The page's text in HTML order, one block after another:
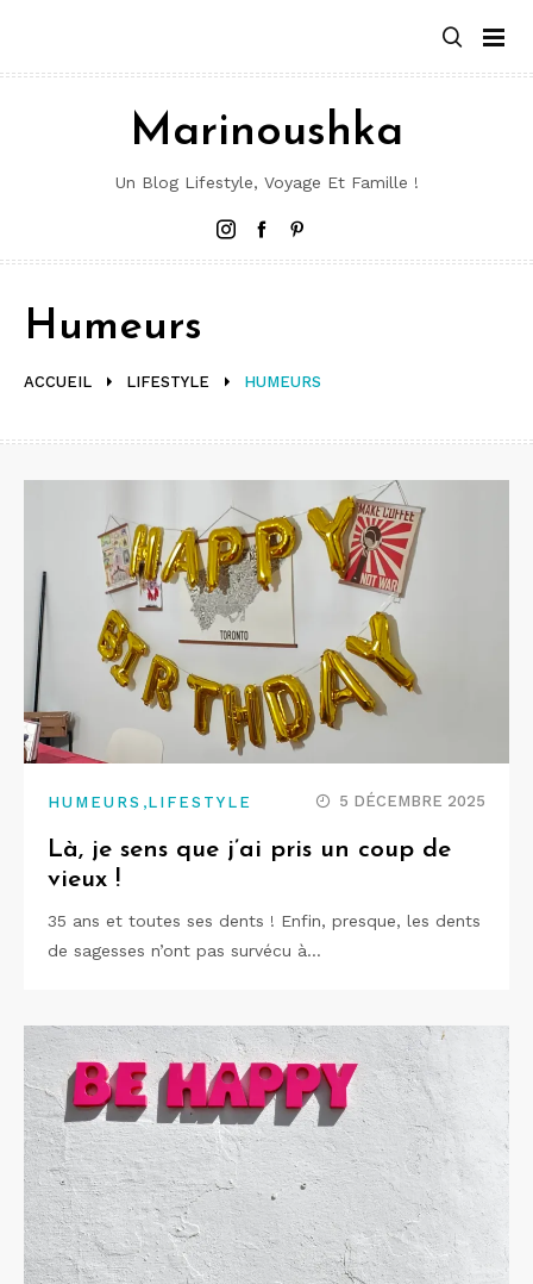
contenu
Marinoushka
Un Blog Lifestyle, Voyage Et Famille !
Instagram
Facebook
ACCUEIL LIFESTYLE HUMEURS
Humeurs
HUMEURS ,LIFESTYLE 5 DÉCEMBRE 2025
Là, je sens que j’ai pris un coup de
vieux !
35 ans et toutes ses dents ! Enfin, presque, les dents
de sagesses n’ont pas survécu à…